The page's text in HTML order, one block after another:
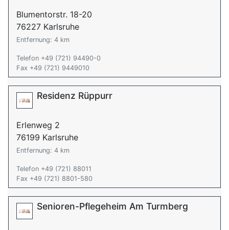
Blumentorstr. 18-20
76227 Karlsruhe
Entfernung: 4 km
Telefon +49 (721) 94490-0
Fax +49 (721) 9449010
Residenz Rüppurr
Erlenweg 2
76199 Karlsruhe
Entfernung: 4 km
Telefon +49 (721) 88011
Fax +49 (721) 8801-580
Senioren-Pflegeheim Am Turmberg